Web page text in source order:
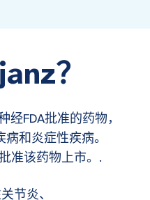
？
FDA批准的药物，
和炎症性疾病。
准该药物上市。.
节炎、